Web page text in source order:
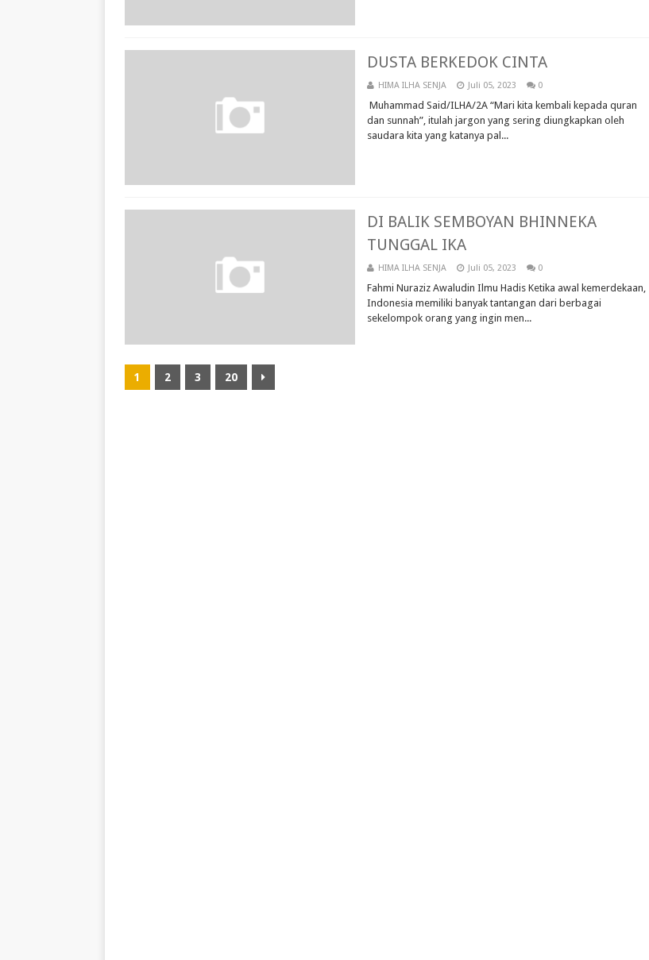
DUSTA BERKEDOK CINTA
HIMA ILHA SENJA Juli 05, 2023 0
Muhammad Said/ILHA/2A “Mari kita kembali kepada quran
dan sunnah”, itulah jargon yang sering diungkapkan oleh
saudara kita yang katanya pal...
DI BALIK SEMBOYAN BHINNEKA
TUNGGAL IKA
HIMA ILHA SENJA Juli 05, 2023 0
Fahmi Nuraziz Awaludin Ilmu Hadis Ketika awal kemerdekaan,
Indonesia memiliki banyak tantangan dari berbagai
sekelompok orang yang ingin men...
1 2 3 20